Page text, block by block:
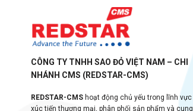
CÔNG TY TNHH SAO ĐỎ VIỆT NAM – CHI
NHÁNH CMS (REDSTAR-CMS)
REDSTAR-CMS hoạt động chủ yếu trong lĩnh vực
xúc tiến thương mại, phân phối sản phẩm và cung